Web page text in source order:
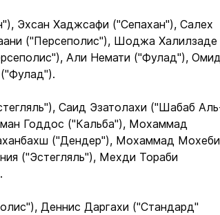
Эхсан Хаджсафи ("Сепахан"), Салех
("Персеполис"), Шоджа Халилзаде
Али Немати ("Фулад"),
Саид Эзатолахи ("Шабаб
Годдос ("Кальба"), Мохаммад
("Дендер"), Мохаммад Мохеби
("Эстегляль"), Мехди Тораби
Деннис Даргахи ("Стандард"